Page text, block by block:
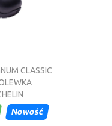
CLASSIC
Nowość